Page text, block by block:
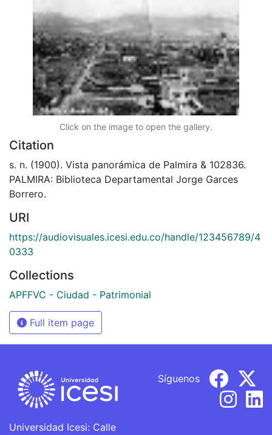
Click on the image to open the gallery.
Citation
s. n. (1900). Vista panorámica de Palmira & 102836.
PALMIRA: Biblioteca Departamental Jorge Garces
Borrero.
URI
https://audiovisuales.icesi.edu.co/handle/123456789/4
0333
Collections
APFFVC - Ciudad - Patrimonial
Full item page
Universidad Icesi: Calle
Síguenos